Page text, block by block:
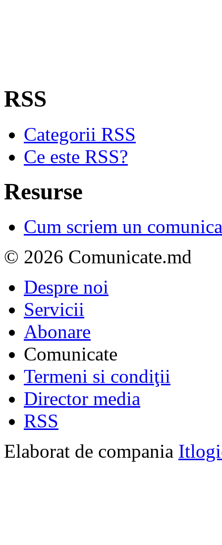
RSS
Categorii RSS
Ce este RSS?
Resurse
Cum scriem un
© 2026 Comunicate.md
Despre noi
Servicii
Abonare
Comunicate
Termeni si condiţii
Director media
RSS
Elaborat de compania